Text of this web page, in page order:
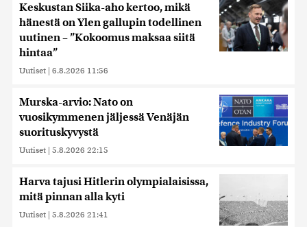
Keskustan Siika-aho kertoo, mikä
hänestä on Ylen gallupin todellinen
uutinen – ”Kokoomus maksaa siitä
hintaa”
Uutiset | 6.8.2026 11:56
Murska-arvio: Nato on
vuosikymmenen jäljessä Venäjän
suorituskyvystä
Uutiset | 5.8.2026 22:15
Harva tajusi Hitlerin olympialaisissa,
mitä pinnan alla kyti
Uutiset | 5.8.2026 21:41